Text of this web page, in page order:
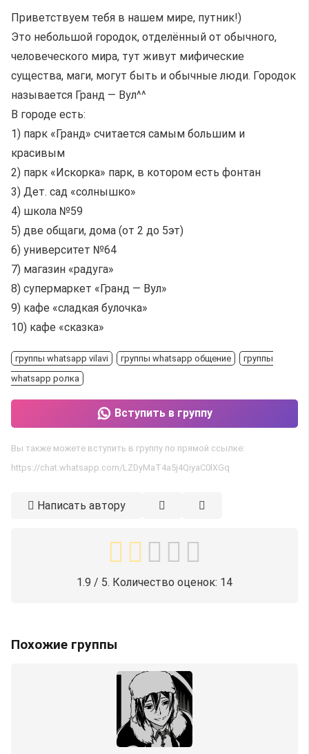
Приветствуем тебя в нашем мире, путник!)
Это небольшой городок, отделённый от обычного,
человеческого мира, тут живут мифические
существа, маги, могут быть и обычные люди. Городок
называется Гранд — Вул^^
В городе есть:
1) парк «Гранд» считается самым большим и
красивым
2) парк «Искорка» парк, в котором есть фонтан
3) Дет. сад «солнышко»
4) школа №59
5) две общаги, дома (от 2 до 5эт)
6) университет №64
7) магазин «радуга»
8) супермаркет «Гранд — Вул»
9) кафе «сладкая булочка»
10) кафе «сказка»
группы whatsapp vilavi группы whatsapp общение
группы
whatsapp ролка
Вступить в группу
Вы также можете вступить в группу по прямой ссылке:
https://chat.whatsapp.com/LZDyMaT4a5j4QiyaC0lXGq
Написать автору
1.9 / 5. Количество оценок: 14
Похожие группы